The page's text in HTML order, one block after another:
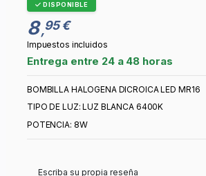
DISPONIBLE
8,95 €
Impuestos incluidos
Entrega entre 24 a 48 horas
BOMBILLA HALOGENA DICROICA LED MR16
TIPO DE LUZ: LUZ BLANCA 6400K
POTENCIA: 8W
Escriba su propia reseña